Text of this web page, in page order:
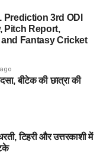
Prediction 3rd ODI
Pitch Report,
Fantasy Cricket
बीटेक की छात्रा की
टिहरी और उत्तरकाशी में